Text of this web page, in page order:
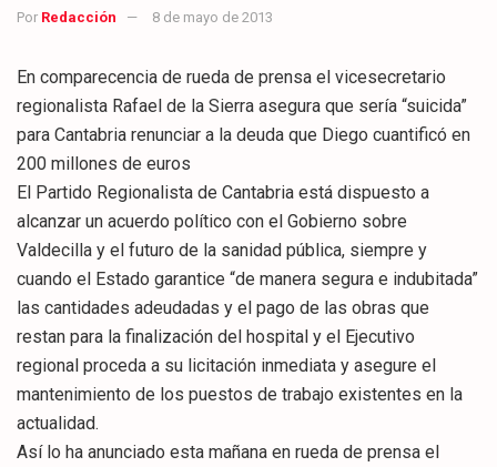
Por Redacción 8 de mayo de 2013
En comparecencia de rueda de prensa el vicesecretario
regionalista Rafael de la Sierra asegura que sería “suicida”
para Cantabria renunciar a la deuda que Diego cuantificó en
200 millones de euros
El Partido Regionalista de Cantabria está dispuesto a
alcanzar un acuerdo político con el Gobierno sobre
Valdecilla y el futuro de la sanidad pública, siempre y
cuando el Estado garantice “de manera segura e indubitada”
las cantidades adeudadas y el pago de las obras que
restan para la finalización del hospital y el Ejecutivo
regional proceda a su licitación inmediata y asegure el
mantenimiento de los puestos de trabajo existentes en la
actualidad.
Así lo ha anunciado esta mañana en rueda de prensa el